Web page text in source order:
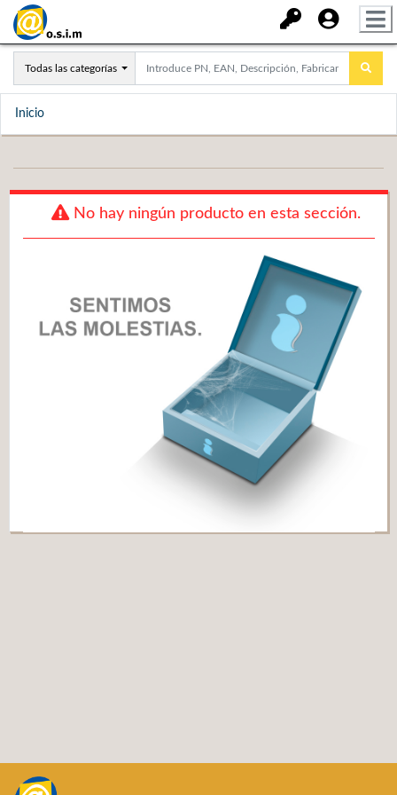
Todas las categorías
Inicio
No hay ningún producto en esta sección.